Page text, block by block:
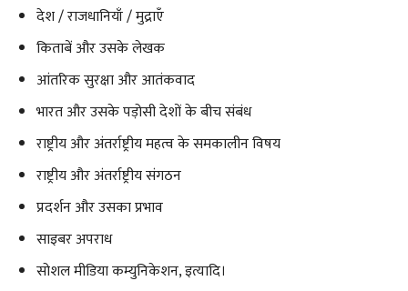
देश / राजधानियाँ / मुद्राएँ
किताबें और उसके लेखक
आंतरिक सुरक्षा और आतंकवाद
भारत और उसके पड़ोसी देशों के बीच संबंध
राष्ट्रीय और अंतर्राष्ट्रीय महत्व के समकालीन विषय
राष्ट्रीय और अंतर्राष्ट्रीय संगठन
प्रदर्शन और उसका प्रभाव
साइबर अपराध
सोशल मीडिया कम्युनिकेशन, इत्यादि।